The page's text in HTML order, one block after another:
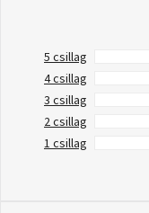
5 csillag
4 csillag
3 csillag
2 csillag
1 csillag